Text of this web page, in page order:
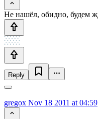
Не нашёл, обидно, будем
Reply
gregox Nov 18 2011 at 04:59